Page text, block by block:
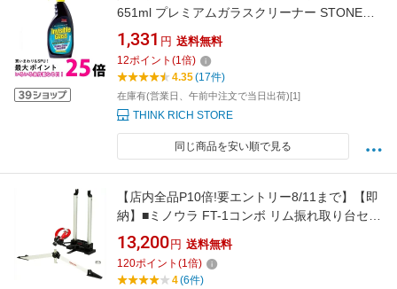
651ml プレミアムガラスクリーナー STONER
KURE 送料無料 【SK01980】
1,331 円 送料無料
12ポイント (1倍)
4.35(17件)
在庫有(営業日、午前中注文で当日出荷)[1]
THINK RICH STORE
同じ商品を安い順で見る
【店内全品P10倍!要エントリー8/11まで】【即
納】■ミノウラ FT-1コンボ リム振れ取り台セッ
ト
13,200 円 送料無料
120ポイント (1倍)
4(6件)